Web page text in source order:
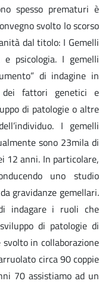
spesso prematuri è
svolto lo scorso
dal titolo: I Gemelli
psicologia. I gemelli
di indagine in
dei fattori genetici e
di patologie o altre
I gemelli
sono 23mila di
12 anni. In particolare,
uno studio
gravidanze gemellari.
indagare i ruoli che
di patologie di
in collaborazione
circa 90 coppie
70 assistiamo ad un